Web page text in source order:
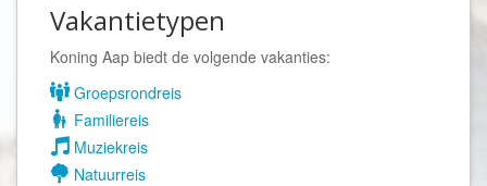
Vakantietypen
Koning Aap biedt de volgende vakanties:
Groepsrondreis
Familiereis
Muziekreis
Natuurreis